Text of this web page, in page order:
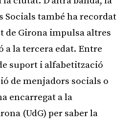
Socials també ha recordat
de Girona impulsa altres
a la tercera edat. Entre
suport i alfabetització
de menjadors socials o
encarregat a la
(UdG) per saber la